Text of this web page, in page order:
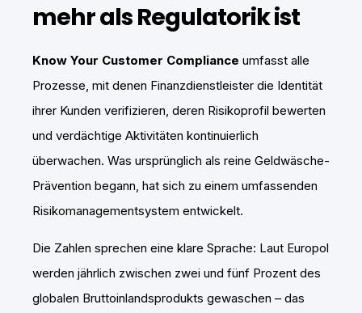
mehr als Regulatorik ist
Know Your Customer Compliance umfasst alle
Prozesse, mit denen Finanzdienstleister die Identität
ihrer Kunden verifizieren, deren Risikoprofil bewerten
und verdächtige Aktivitäten kontinuierlich
überwachen. Was ursprünglich als reine Geldwäsche-
Prävention begann, hat sich zu einem umfassenden
Risikomanagementsystem entwickelt.
Die Zahlen sprechen eine klare Sprache: Laut Europol
werden jährlich zwischen zwei und fünf Prozent des
globalen Bruttoinlandsprodukts gewaschen – das